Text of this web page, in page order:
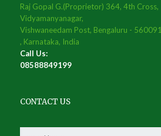
Raj Gopal G.(Proprietor) 364, 4th Cross,
Vidyamanyanagar,
Vishwaneedam Post, Bengaluru - 560091
, Karnataka, India
Call Us:
08588849199
CONTACT US